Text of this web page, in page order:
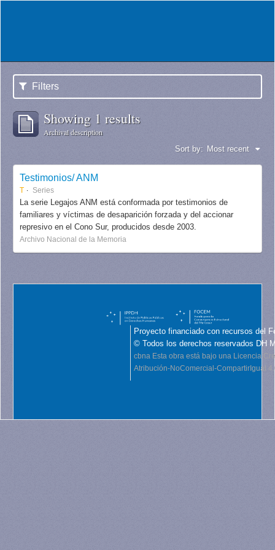
Filters
Showing 1 results
Archival description
Sort by: Most recent
Testimonios/ ANM
T Series
La serie Legajos ANM está conformada por testimonios de
familiares y víctimas de desaparición forzada y del accionar
represivo en el Cono Sur, producidos desde 2003.
Archivo Nacional de la Memoria
Proyecto financiado con recursos del
© Todos los derechos reservados DH
cbna Esta obra está bajo una Licencia
Atribución-NoComercial-CompartirIgual